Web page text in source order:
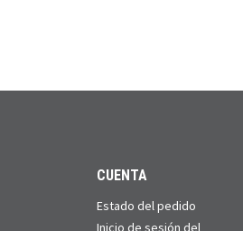
CUENTA
Estado del pedido
Inicio de sesión del